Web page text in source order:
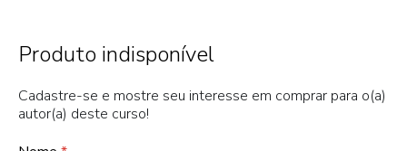
Produto indisponível
Cadastre-se e mostre seu interesse em comprar para o(a)
autor(a) deste curso!